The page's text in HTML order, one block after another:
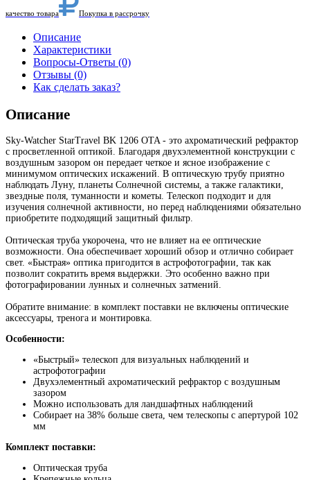
качество товара Покупка в рассрочку
Описание
Характеристики
Вопросы-Ответы (0)
Отзывы (0)
Как сделать заказ?
Описание
Sky-Watcher StarTravel BK 1206 OTA - это ахроматический рефрактор
с просветленной оптикой. Благодаря двухэлементной конструкции с
воздушным зазором он передает четкое и ясное изображение с
минимумом оптических искажений. В оптическую трубу приятно
наблюдать Луну, планеты Солнечной системы, а также галактики,
звездные поля, туманности и кометы. Телескоп подходит и для
изучения солнечной активности, но перед наблюдениями обязательно
приобретите подходящий защитный фильтр.
Оптическая труба укорочена, что не влияет на ее оптические
возможности. Она обеспечивает хороший обзор и отлично собирает
свет. «Быстрая» оптика пригодится в астрофотографии, так как
позволит сократить время выдержки. Это особенно важно при
фотографировании лунных и солнечных затмений.
Обратите внимание: в комплект поставки не включены оптические
аксессуары, тренога и монтировка.
Особенности:
«Быстрый» телескоп для визуальных наблюдений и
астрофотографии
Двухэлементный ахроматический рефрактор с воздушным
зазором
Можно использовать для ландшафтных наблюдений
Собирает на 38% больше света, чем телескопы с апертурой 102
мм
Комплект поставки:
Оптическая труба